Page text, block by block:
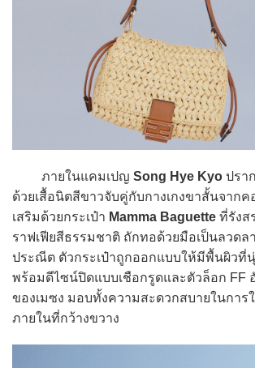
ภายในแคมเปญ Song Hye Kyo ปรา
ด้วยเสื้อนิตสีขาวจับคู่กับกางเกงขาสั้นจากค
เสริมด้วยกระเป๋า Mamma Baguette ที่รังส
ราฟเฟียสีธรรมชาติ ถักทอด้วยมือเป็นลวดล
ประณีต ตัวกระเป๋าถูกออกแบบให้มีพื้นผิวที่
พร้อมดีไซน์ปิดแบบเชือกรูดและตัวล็อก FF
ของเมซง มอบทั้งความสะดวกสบายในการ
ภายในที่กว้างขวาง